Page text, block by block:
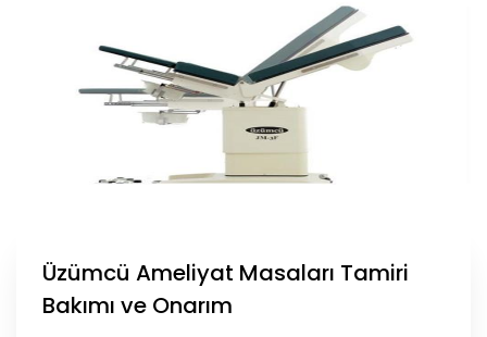
Üzümcü Ameliyat Masaları Tamiri
Bakımı ve Onarım